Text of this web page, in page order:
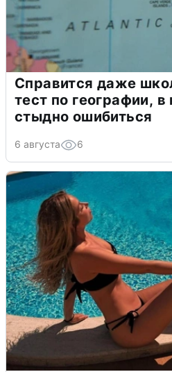
Справится даже
тест по географии,
стыдно ошибиться
6 августа 6